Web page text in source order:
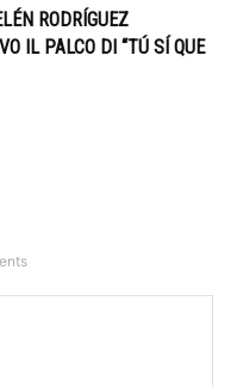
RODRÍGUEZ
IL PALCO DI “TÚ SÍ QUE